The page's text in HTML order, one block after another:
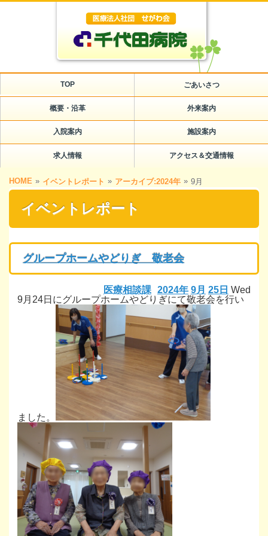
TOP ごあいさつ
概要・沿革 外来案内
入院案内 施設案内
求人情報 アクセス＆交通情報
HOME » イベントレポート » アーカイブ:2024年 » 9月
イベントレポート
グループホームやどりぎ 敬老会
2024年 9月 25日 Wed
医療相談課
9月24日にグループホームやどりぎにて敬老会を行い
ました。